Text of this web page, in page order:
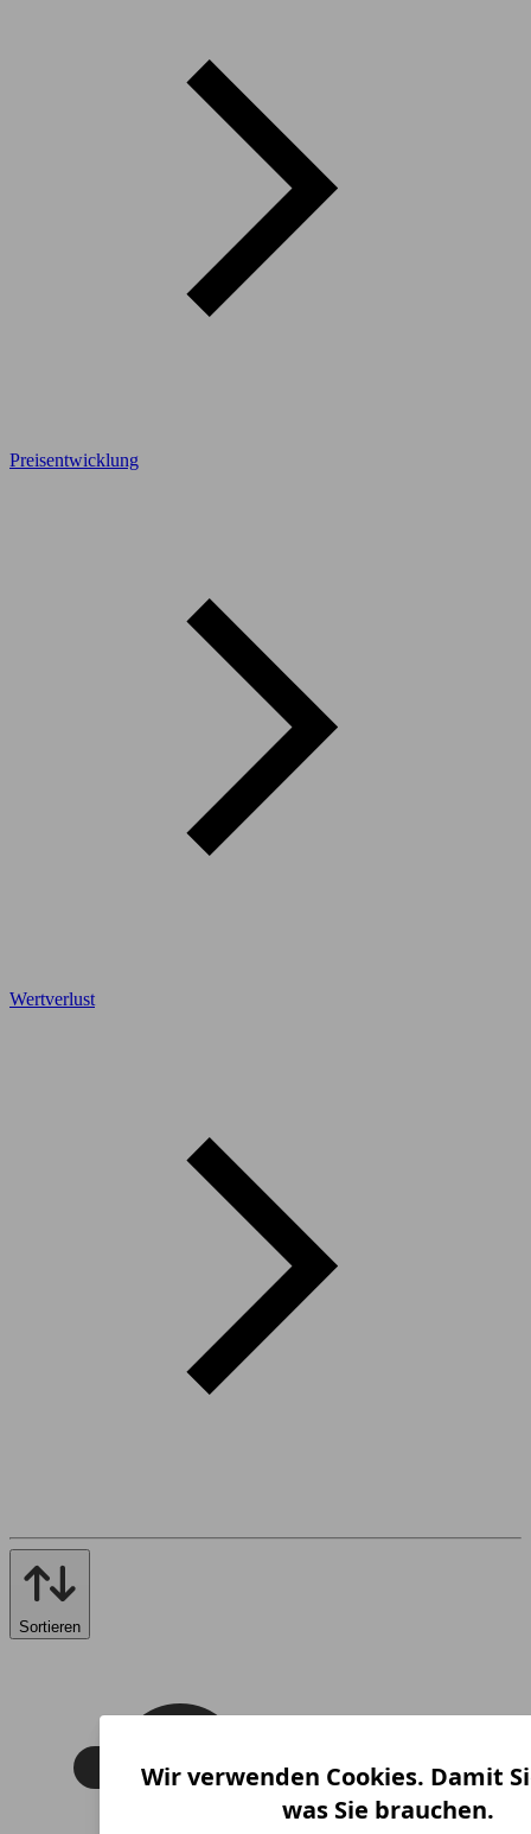
Preisentwicklung
Wertverlust
Sortieren
Wir verwenden Cookies. Damit
was Sie brauchen.